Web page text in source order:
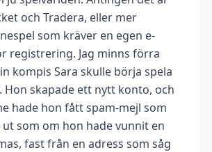
och Tradera, eller mer
som kräver en egen e-
registrering. Jag minns förra
kompis Sara skulle börja spela
Hon skapade ett nytt konto, och
hade hon fått spam-mejl som
som om hon hade vunnit en
fast från en adress som såg